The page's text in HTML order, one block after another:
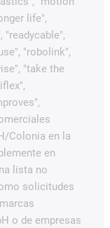
life",
"readycable",
"robolink",
"take the
Colonia en la
en
lista no
solicitudes
o de empresas